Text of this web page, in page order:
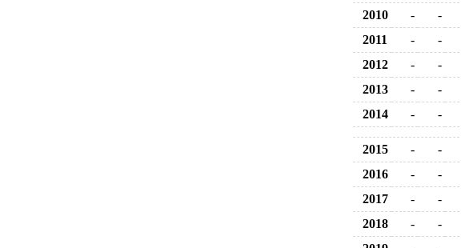
2010 - -
2011
- -
2012
- -
2013
- -
2014
- -
2015 - -
2016
- -
2017
- -
2018
- -